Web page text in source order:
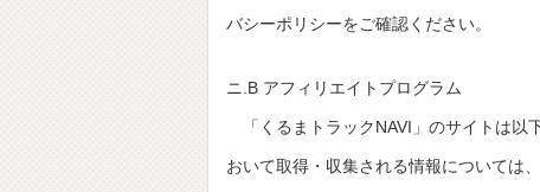
バシーポリシーをご確認ください。
ニ.B アフィリエイトプログラム
「くるまトラックNAVI」のサイトは以
おいて取得・収集される情報については